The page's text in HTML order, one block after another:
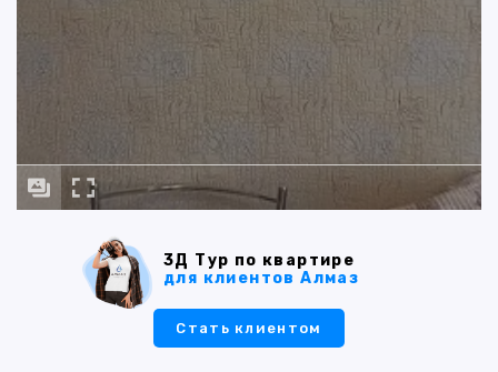
3Д Тур по квартире
для клиентов Алмаз
Стать клиентом